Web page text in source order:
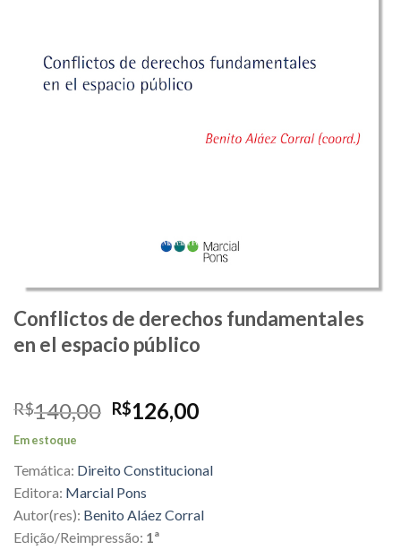
Conflictos de derechos fundamentales
en el espacio público
R$140,00 O
era:
R$140,00.
R$126,00O
é:
Em estoque
Temática: Direito Constitucional
Editora: Marcial Pons
Autor(res): Benito Aláez Corral
Edição/Reimpressão: 1ª